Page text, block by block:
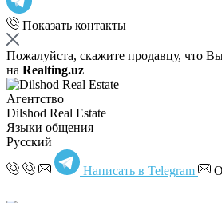
Показать контакты
Пожалуйста, скажите продавцу, что
на Realting.uz
Агентство
Dilshod Real Estate
Языки общения
Русский
Написать в Telegram